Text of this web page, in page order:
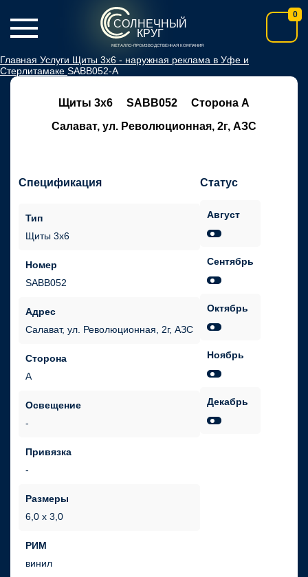
СОЛНЕЧНЫЙ
КРУГ
МЕТАЛЛО-ПРОИЗВОДСТВЕННАЯ КОМПАНИЯ
0
Главная Услуги Щиты 3х6 - наружная реклама в Уфе и
Стерлитамаке SABB052-А
Щиты 3х6 SABB052
Сторона А
Салават, ул. Революционная, 2г, АЗС
Спецификация
Тип
Щиты 3х6
Номер
SABB052
Адрес
Салават, ул. Революционная, 2г, АЗС
Сторона
А
Освещение
Привязка
Размеры
6,0 х 3,0
РИМ
винил
Статус
Август
Сентябрь
Октябрь
Ноябрь
Декабрь